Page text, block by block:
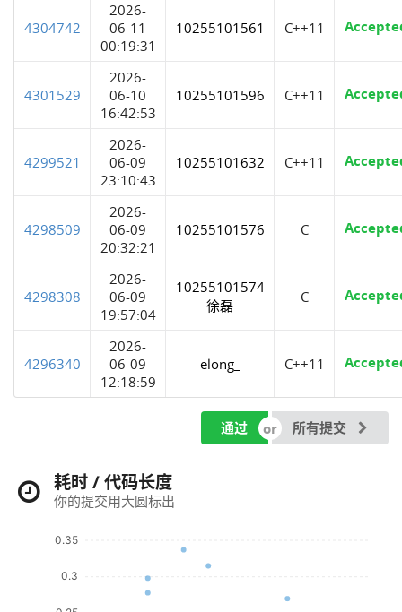
4304742
2026-
06-11
00:19:31
10255101561 C++11
4301529
2026-
06-10
16:42:53
10255101596 C++11
4299521
2026-
06-09
23:10:43
10255101632 C++11
4298509
2026-
06-09
20:32:21
10255101576 C
4298308
2026-
06-09
19:57:04
10255101574
徐磊
C
4296340
2026-
06-09
12:18:59
elong_ C++11
通过 所有提交
耗时 / 代码长度
你的提交用大圆标出